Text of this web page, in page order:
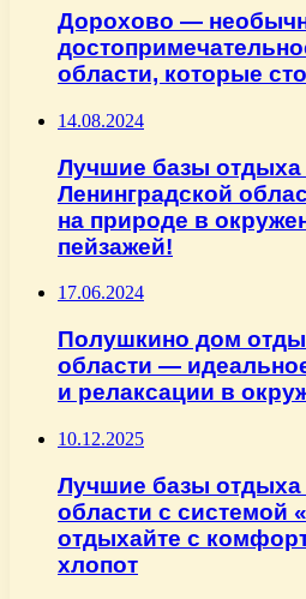
Дорохово —
области, которые
14.08.2024
Лучшие базы отдыха
Ленинградской
на природе в
пейзажей!
17.06.2024
Полушкино дом
области —
и релаксации в
10.12.2025
Лучшие базы отдыха
области с системой
отдыхайте с
хлопот